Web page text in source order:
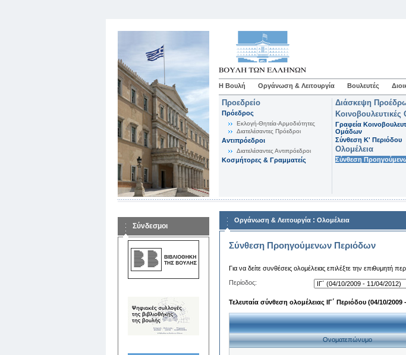
Η Βουλή Οργάνωση & Λειτουργία Βουλευτές
Προεδρείο
Πρόεδρος
Εκλογή-Θητεία-Αρμοδιότητες
Διατελέσαντες Πρόεδροι
Αντιπρόεδροι
Διατελέσαντες Αντιπρόεδροι
Κοσμήτορες & Γραμματείς
Διάσκεψη
Κοινοβουλευτικές
Γραφεία
Ομάδων
Σύνθεση K' Περιόδου
Ολομέλεια
Σύνθεση
Σύνδεσμοι
Οργάνωση & Λειτουργία : Ολομέλεια
Σύνθεση Προηγούμενων Περιόδων
Για να δείτε συνθέσεις ολομέλειας επιλέξτε την επιθυμητή
Περίοδος:
Τελευταία σύνθεση ολομέλειας ΙΓ΄ Περιόδου (04/10/2009
Ονοματεπώνυμο